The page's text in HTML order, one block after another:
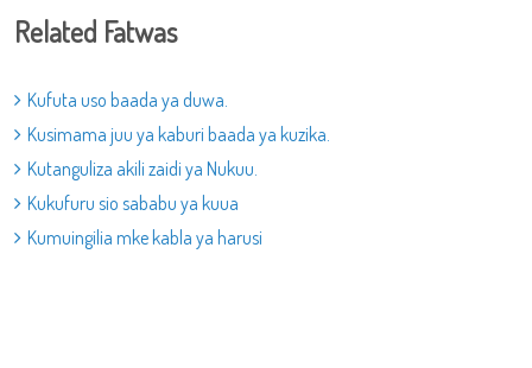
Related Fatwas
Kufuta uso baada ya duwa.
Kusimama juu ya kaburi baada ya kuzika.
Kutanguliza akili zaidi ya Nukuu.
Kukufuru sio sababu ya kuua
Kumuingilia mke kabla ya harusi